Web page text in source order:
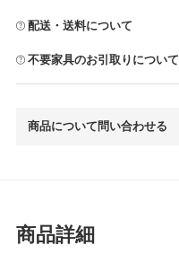
配送・送料について
不要家具のお引取りについて
商品について問い合わせる
商品詳細